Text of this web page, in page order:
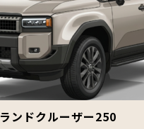
ランドクルーザー250